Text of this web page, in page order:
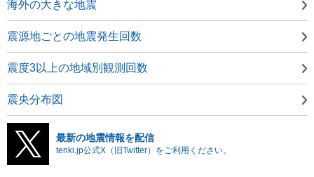
海外の大きな地震
震源地ごとの地震発生回数
震度3以上の地域別観測回数
震央分布図
最新の地震情報を配信
tenki.jp公式X（旧Twitter）をご利用ください。